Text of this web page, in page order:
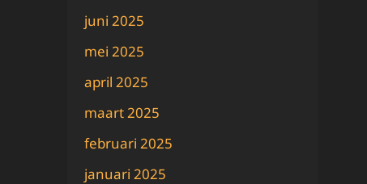
juni 2025
mei 2025
april 2025
maart 2025
februari 2025
januari 2025